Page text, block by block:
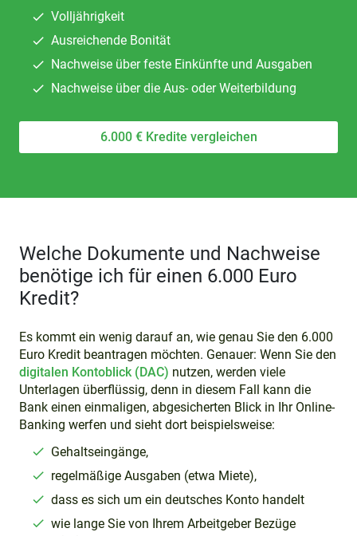
Volljährigkeit
Ausreichende Bonität
Nachweise über feste Einkünfte und Ausgaben
Nachweise über die Aus- oder Weiterbildung
6.000 € Kredite vergleichen
Welche Dokumente und Nachweise
benötige ich für einen 6.000 Euro
Kredit?
Es kommt ein wenig darauf an, wie genau Sie den 6.000
Euro Kredit beantragen möchten. Genauer: Wenn Sie den
digitalen Kontoblick (DAC) nutzen, werden viele
Unterlagen überflüssig, denn in diesem Fall kann die
Bank einen einmaligen, abgesicherten Blick in Ihr Online-
Banking werfen und sieht dort beispielsweise:
Gehaltseingänge,
regelmäßige Ausgaben (etwa Miete),
dass es sich um ein deutsches Konto handelt
wie lange Sie von Ihrem Arbeitgeber Bezüge